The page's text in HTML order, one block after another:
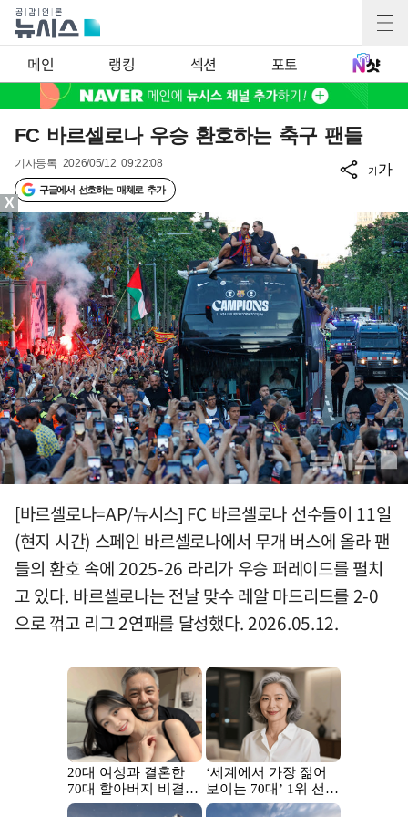
메인 랭킹 섹션 포토
FC 바르셀로나 우승 환호하는 축구 팬들
기사등록 2026/05/12 09:22:08
구글에서 선호하는 매체로 추가
가가
[바르셀로나=AP/뉴시스] FC 바르셀로나 선수들이 11일
(현지 시간) 스페인 바르셀로나에서 무개 버스에 올라 팬
들의 환호 속에 2025-26 라리가 우승 퍼레이드를 펼치
고 있다. 바르셀로나는 전날 맞수 레알 마드리드를 2-0
으로 꺾고 리그 2연패를 달성했다. 2026.05.12.
X